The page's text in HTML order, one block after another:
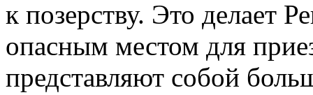
к позерству. Это делает
опасным местом для
представляют собой